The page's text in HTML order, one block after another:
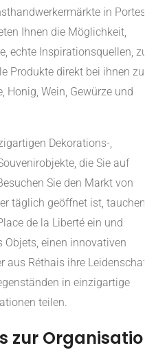
in
Ihnen die Möglichkeit,
echte Inspirationsquellen,
Produkte direkt bei ihnen zu
Honig, Wein, Gewürze und
Dekorations-,
die Sie auf
Sie den Markt von
täglich geöffnet ist, tauchen
de la Liberté ein und
Objets, einen innovativen
aus Réthais ihre
in einzigartige
teilen.
zur